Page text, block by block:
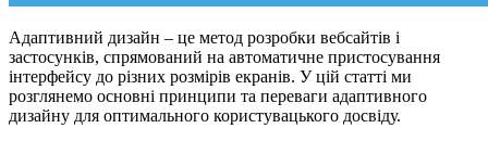
Адаптивний дизайн – це метод розробки вебсайтів і
застосунків, спрямований на автоматичне пристосування
інтерфейсу до різних розмірів екранів. У цій статті ми
розглянемо основні принципи та переваги адаптивного
дизайну для оптимального користувацького досвіду.